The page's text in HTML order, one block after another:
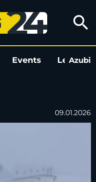
Schnee
search
Events LeoAzubi
09.01.2026